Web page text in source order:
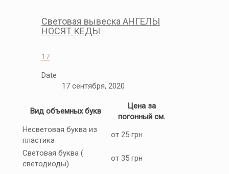
Световая вывеска АНГЕЛЫ
НОСЯТ КЕДЫ
17
Date
17 сентября, 2020
Вид объемных букв
Цена за
погонный см.
Несветовая буква из
пластика
от 25 грн
Световая буква (
светодиоды)
от 35 грн